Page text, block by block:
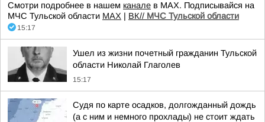
Смотри подробнее в нашем канале в МАХ. Подписывайся на
МЧС Тульской области MAX | ВК// МЧС Тульской области
15:17
Ушел из жизни почетный гражданин Тульской
области Николай Глаголев
15:17
Судя по карте осадков, долгожданный дождь
(а с ним и немного прохлады) не стоит ждать